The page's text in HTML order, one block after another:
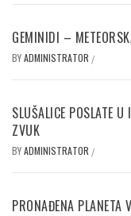
GEMINIDI –
BYADMINISTRATOR /
SLUŠALICE POSLATE
ZVUK
BYADMINISTRATOR /
PRONAĐENA PLANETA